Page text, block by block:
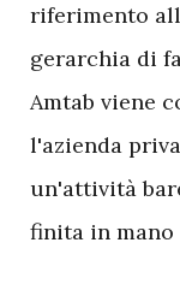
riferimento
gerarchia di
Amtab viene
l'azienda
un'attività
finita in